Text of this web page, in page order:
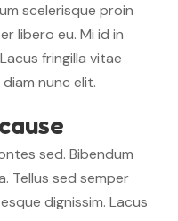
scelerisque proin
libero eu. Mi id in
fringilla vitae
nunc elit.
sed. Bibendum
Tellus sed semper
dignissim. Lacus